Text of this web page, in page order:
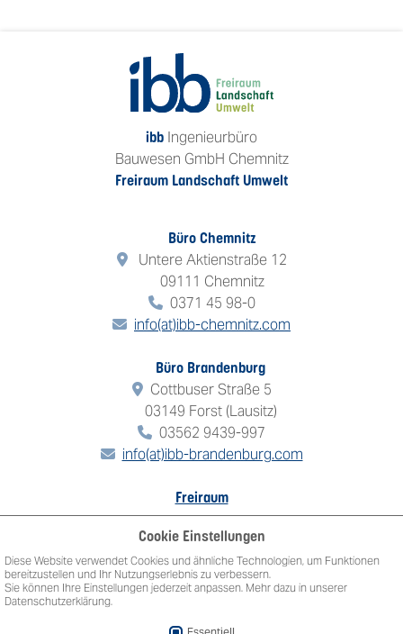
ibb Ingenieurbüro
Bauwesen GmbH Chemnitz
Freiraum Landschaft Umwelt
Büro Chemnitz
Untere Aktienstraße 12
09111 Chemnitz
0371 45 98-0
info(at)ibb-chemnitz.com
Büro Brandenburg
Cottbuser Straße 5
03149 Forst (Lausitz)
03562 9439-997
info(at)ibb-brandenburg.com
Freiraum
ibb Büro
Jobs
Cookie Einstellungen
Diese Website verwendet Cookies und ähnliche Technologien, um Funktionen
bereitzustellen und Ihr Nutzungserlebnis zu verbessern.
Sie können Ihre Einstellungen jederzeit anpassen. Mehr dazu in unserer
Datenschutzerklärung.